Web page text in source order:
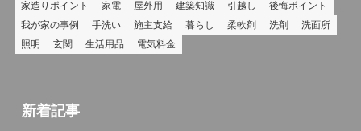
家造りポイント
家電 屋外用 建築知識 引越し
後悔ポイント
我が家の事例
手洗い 施主支給 暮らし 柔軟剤 洗剤
洗面所
照明
玄関 生活用品 電気料金
新着記事